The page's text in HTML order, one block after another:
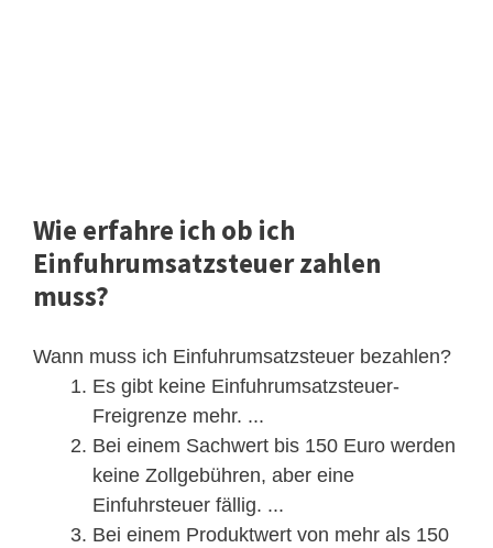
Wie erfahre ich ob ich
Einfuhrumsatzsteuer zahlen
muss?
Wann muss ich Einfuhrumsatzsteuer bezahlen?
Es gibt keine Einfuhrumsatzsteuer-
Freigrenze mehr. ...
Bei einem Sachwert bis 150 Euro werden
keine Zollgebühren, aber eine
Einfuhrsteuer fällig. ...
Bei einem Produktwert von mehr als 150